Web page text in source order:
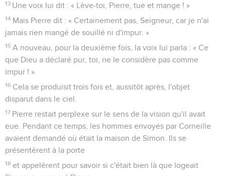
13 Une voix lui dit : « Lève-toi, Pierre, tue et mange ! »
14 Mais Pierre dit : « Certainement pas, Seigneur, car je n'ai
jamais rien mangé de souillé ni d'impur. »
15 A nouveau, pour la deuxième fois, la voix lui parla : « Ce
que Dieu a déclaré pur, toi, ne le considère pas comme
impur ! »
16 Cela se produisit trois fois et, aussitôt après, l'objet
disparut dans le ciel.
17 Pierre restait perplexe sur le sens de la vision qu'il avait
eue. Pendant ce temps, les hommes envoyés par Corneille
avaient demandé où était la maison de Simon. Ils se
présentèrent à la porte
18 et appelèrent pour savoir si c'était bien là que logeait